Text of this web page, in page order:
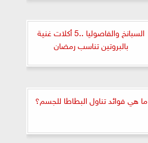
السبانخ والفاصوليا ..5 أكلات غنية
بالبروتين تناسب رمضان
ما هي فوائد تناول البطاطا للجسم؟